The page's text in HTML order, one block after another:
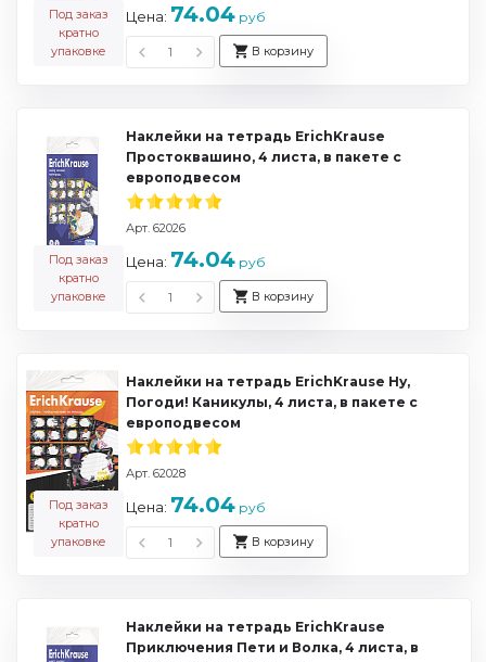
Под заказ
кратно
упаковке
Цена: 74.04 руб
В корзину
Наклейки на тетрадь ErichKrause
Простоквашино, 4 листа, в пакете с
европодвесом
Арт. 62026
Под заказ
кратно
упаковке
Цена: 74.04 руб
В корзину
Наклейки на тетрадь ErichKrause Ну,
Погоди! Каникулы, 4 листа, в пакете с
европодвесом
Арт. 62028
Под заказ
кратно
упаковке
Цена: 74.04 руб
В корзину
Наклейки на тетрадь ErichKrause
Приключения Пети и Волка, 4 листа, в